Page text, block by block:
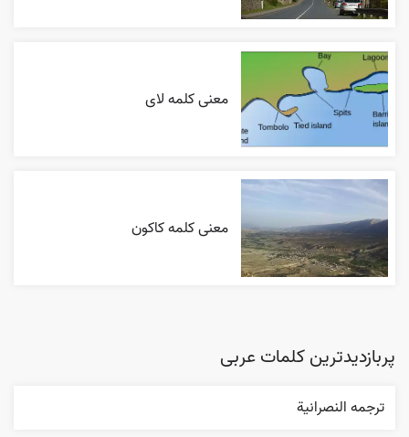
معنی کلمه لای
معنی کلمه کاکون
پربازدیدترین کلمات عربی
ترجمه النصرانية